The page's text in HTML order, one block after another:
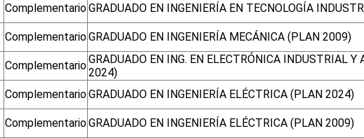
ComplementarioGRADUADO EN INGENIERÍA EN TECNOLOGÍA
ComplementarioGRADUADO EN INGENIERÍA MECÁNICA (PLAN 2009)
ComplementarioGRADUADO EN ING. EN ELECTRÓNICA INDUSTRIAL
2024)
ComplementarioGRADUADO EN INGENIERÍA ELÉCTRICA (PLAN 2024)
ComplementarioGRADUADO EN INGENIERÍA ELÉCTRICA (PLAN 2009)